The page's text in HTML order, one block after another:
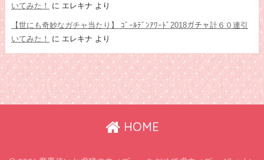
いてみた！
に エレキナ より
【世にも奇妙なガチャ当たり】 ｺﾞｰﾙﾃﾞﾝｱﾜｰﾄﾞ2018ガチャ計６０連引
いてみた！
に エレキナ より
HOME